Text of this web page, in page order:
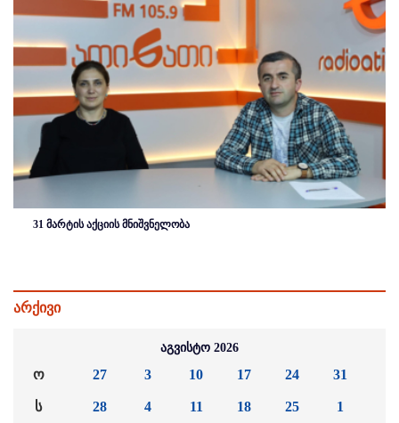
31 მარტის აქციის მნიშვნელობა
არქივი
აგვისტო 2026
ო
ს
27
28
3
4
10
11
17
18
24
25
31
1